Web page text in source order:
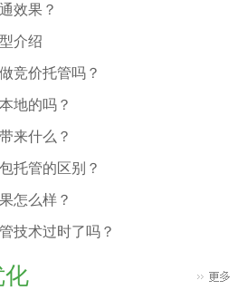
效果？
介绍
竞价托管吗？
地的吗？
来什么？
托管的区别？
怎么样？
技术过时了吗？
化